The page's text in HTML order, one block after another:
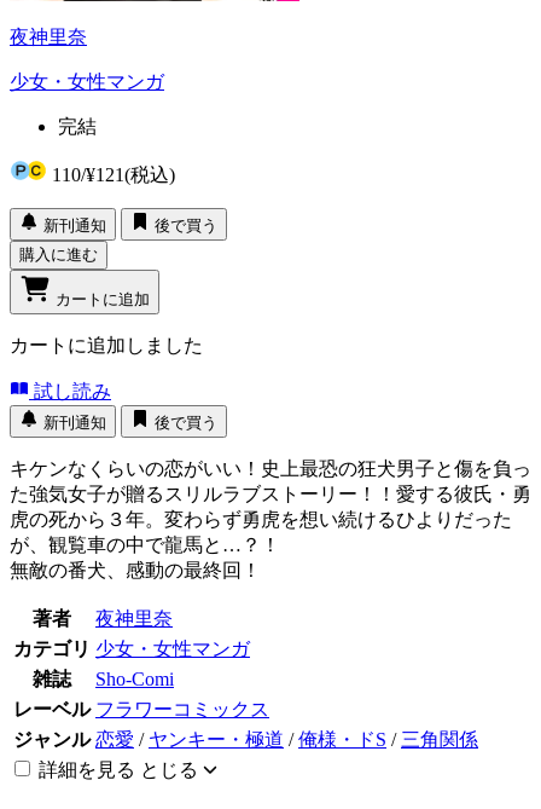
夜神里奈
少女・女性マンガ
完結
110/¥121(税込)
新刊通知
後で買う
購入に進む
カートに追加
カートに追加しました
試し読み
新刊通知 後で買う
キケンなくらいの恋がいい！史上最恐の狂犬男子と傷を負っ
た強気女子が贈るスリルラブストーリー！！愛する彼氏・勇
虎の死から３年。変わらず勇虎を想い続けるひよりだった
が、観覧車の中で龍馬と…？！
無敵の番犬、感動の最終回！
著者
夜神里奈
カテゴリ 少女・女性マンガ
雑誌
Sho-Comi
レーベル フラワーコミックス
ジャンル 恋愛 / ヤンキー・極道 /俺様・ドS / 三角関係
詳細を見る とじる